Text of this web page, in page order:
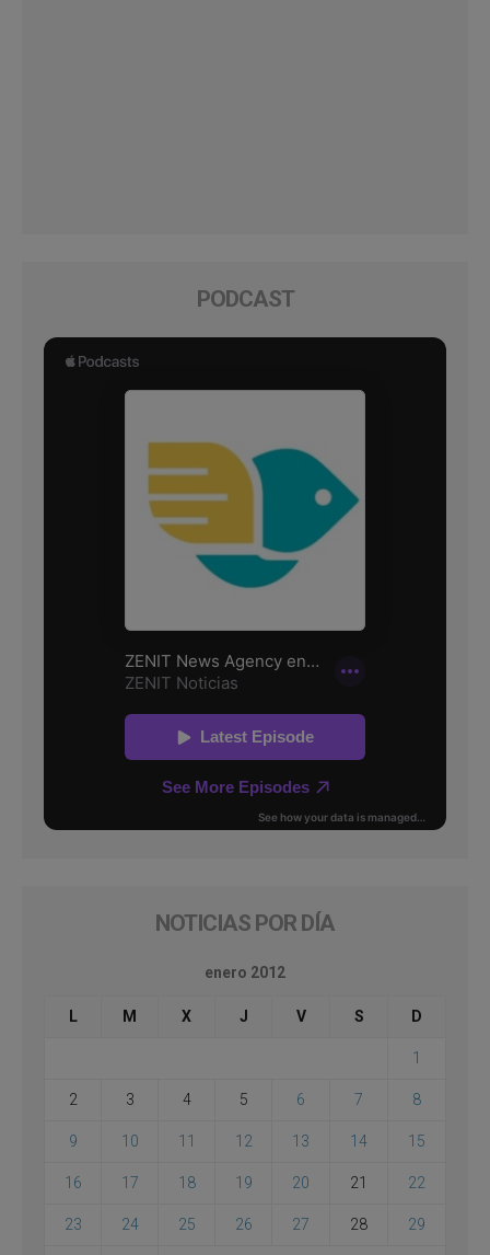
PODCAST
NOTICIAS POR DÍA
enero 2012
L M X J V S D
1
2 3 4 5 6 7 8
9 10 11 12 13 14 15
16 17 18 19 20 21 22
23 24 25 26 27 28 29